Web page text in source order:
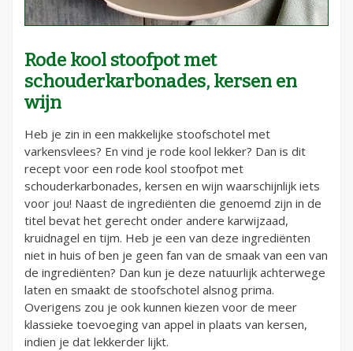
Rode kool stoofpot met
schouderkarbonades, kersen en
wijn
Heb je zin in een makkelijke stoofschotel met
varkensvlees? En vind je rode kool lekker? Dan is dit
recept voor een rode kool stoofpot met
schouderkarbonades, kersen en wijn waarschijnlijk iets
voor jou! Naast de ingrediënten die genoemd zijn in de
titel bevat het gerecht onder andere karwijzaad,
kruidnagel en tijm. Heb je een van deze ingrediënten
niet in huis of ben je geen fan van de smaak van een van
de ingrediënten? Dan kun je deze natuurlijk achterwege
laten en smaakt de stoofschotel alsnog prima.
Overigens zou je ook kunnen kiezen voor de meer
klassieke toevoeging van appel in plaats van kersen,
indien je dat lekkerder lijkt.